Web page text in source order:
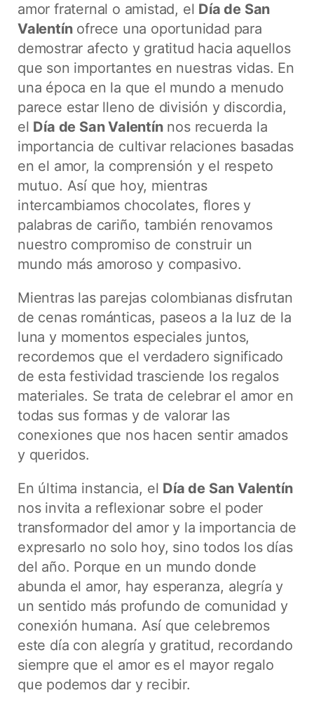
amor fraternal o amistad, el Día de San
Valentínofrece una oportunidad para
demostrar afecto y gratitud hacia aquellos
que son importantes en nuestras vidas. En
una época en la que el mundo a menudo
parece estar lleno de división y discordia,
el Día de San Valentínnos recuerda la
importancia de cultivar relaciones basadas
en el amor, la comprensión y el respeto
mutuo. Así que hoy, mientras
intercambiamos chocolates, flores y
palabras de cariño, también renovamos
nuestro compromiso de construir un
mundo más amoroso y compasivo.
Mientras las parejas colombianas disfrutan
de cenas románticas, paseos a la luz de la
luna y momentos especiales juntos,
recordemos que el verdadero significado
de esta festividad trasciende los regalos
materiales. Se trata de celebrar el amor en
todas sus formas y de valorar las
conexiones que nos hacen sentir amados
y queridos.
En última instancia, el Día de San Valentín
nos invita a reflexionar sobre el poder
transformador del amor y la importancia de
expresarlo no solo hoy, sino todos los días
del año. Porque en un mundo donde
abunda el amor, hay esperanza, alegría y
un sentido más profundo de comunidad y
conexión humana. Así que celebremos
este día con alegría y gratitud, recordando
siempre que el amor es el mayor regalo
que podemos dar y recibir.